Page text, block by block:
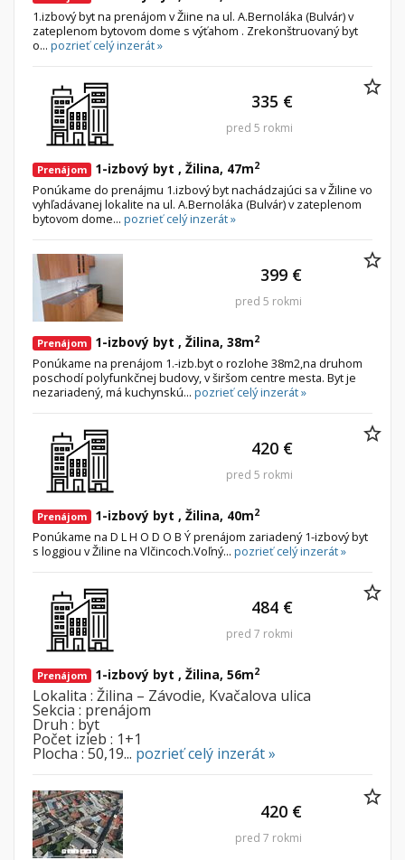
1.izbový byt na prenájom v Žiine na ul. A.Bernoláka (Bulvár) v
zateplenom bytovom dome s výťahom . Zrekonštruovaný byt
o... pozrieť celý inzerát »
Prenájom 1-izbový byt , Žilina, 47m2
Ponúkame do prenájmu 1.izbový byt nachádzajúci sa v Žiline vo
vyhľadávanej lokalite na ul. A.Bernoláka (Bulvár) v zateplenom
bytovom dome... pozrieť celý inzerát »
335 €
pred 5 rokmi
Prenájom 1-izbový byt , Žilina, 38m2
Ponúkame na prenájom 1.-izb.byt o rozlohe 38m2,na druhom
poschodí polyfunkčnej budovy, v širšom centre mesta. Byt je
nezariadený, má kuchynskú... pozrieť celý inzerát »
399 €
pred 5 rokmi
Prenájom 1-izbový byt , Žilina, 40m2
Ponúkame na D L H O D O B Ý prenájom zariadený 1-izbový byt
s loggiou v Žiline na Vlčincoch.Voľný... pozrieť celý inzerát »
420 €
pred 5 rokmi
Prenájom 1-izbový byt , Žilina, 56m2
Lokalita : Žilina – Závodie, Kvačalova ulica
Sekcia : prenájom
Druh : byt
Počet izieb : 1+1
Plocha : 50,19... pozrieť celý inzerát »
484 €
pred 7 rokmi
420 €
pred 7 rokmi